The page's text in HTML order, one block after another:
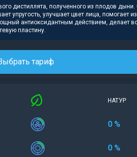
дистиллята, полученного из плодов дыни.
упругость, улучшает цвет лица, помогает
антиоксидантным действием, делает
пластину.
тариф
НАТУР
0 %
0 %